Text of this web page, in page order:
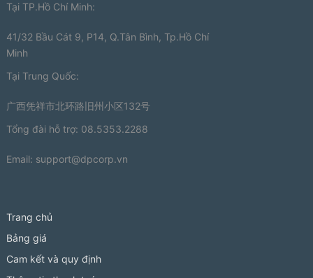
Tại TP.Hồ Chí Minh:
41/32 Bầu Cát 9, P14, Q.Tân Bình, Tp.Hồ Chí
Minh
Tại Trung Quốc:
广西凭祥市北环路旧州小区132号
Tổng đài hỗ trợ: 08.5353.2288
Email: support@dpcorp.vn
Trang chủ
Bảng giá
Cam kết và quy định